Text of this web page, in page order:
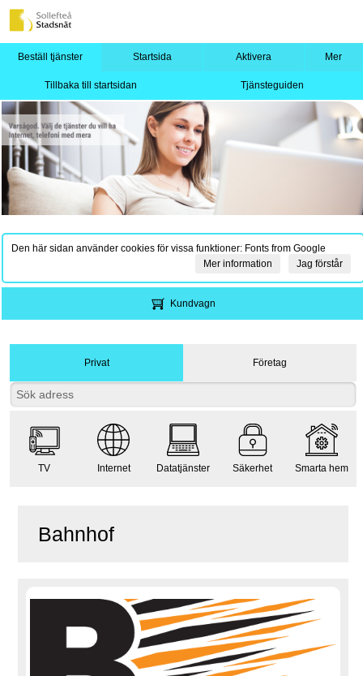
Beställ tjänster Startsida Aktivera Mer
Tillbaka till startsidan Tjänsteguiden
Den här sidan använder cookies för vissa funktioner: Fonts from Google
Jag förstår
Mer information
Kundvagn
Privat Företag
TV Internet Datatjänster Säkerhet Smarta hem
Bahnhof